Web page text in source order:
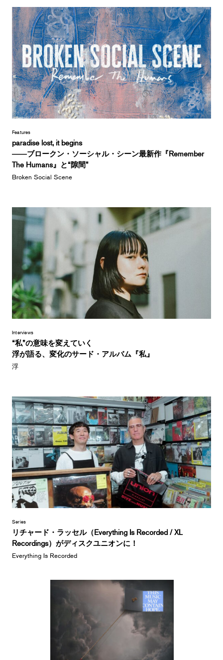
Features
paradise lost, it begins
――ブロークン・ソーシャル・シーン最新作『Remember
The Humans』と“隙間”
Broken Social Scene
Interviews
“私”の意味を変えていく
浮が語る、変化のサード・アルバム『私』
浮
Series
リチャード・ラッセル（Everything Is Recorded / XL
Recordings）がディスクユニオンに！
Everything Is Recorded